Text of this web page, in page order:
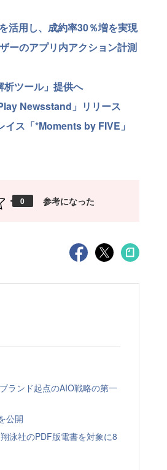
活用し、成約率30％増を実現
ーのアプリ内アクション計測
ツール」提供へ
Newsstand」リリース
ス「*Moments by FIVE」
0 参考になった
ランド起点のAIO戦略の第一
公開
泳社のPDF版電書を対象に8